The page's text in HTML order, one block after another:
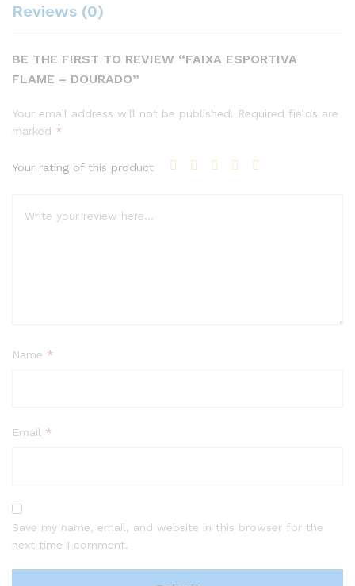
Reviews (0)
BE THE FIRST TO REVIEW “FAIXA ESPORTIVA
FLAME – DOURADO”
Your email address will not be published. Required fields are
marked *
Your rating of this product
Name *
Email *
Save my name, email, and website in this browser for the
next time I comment.